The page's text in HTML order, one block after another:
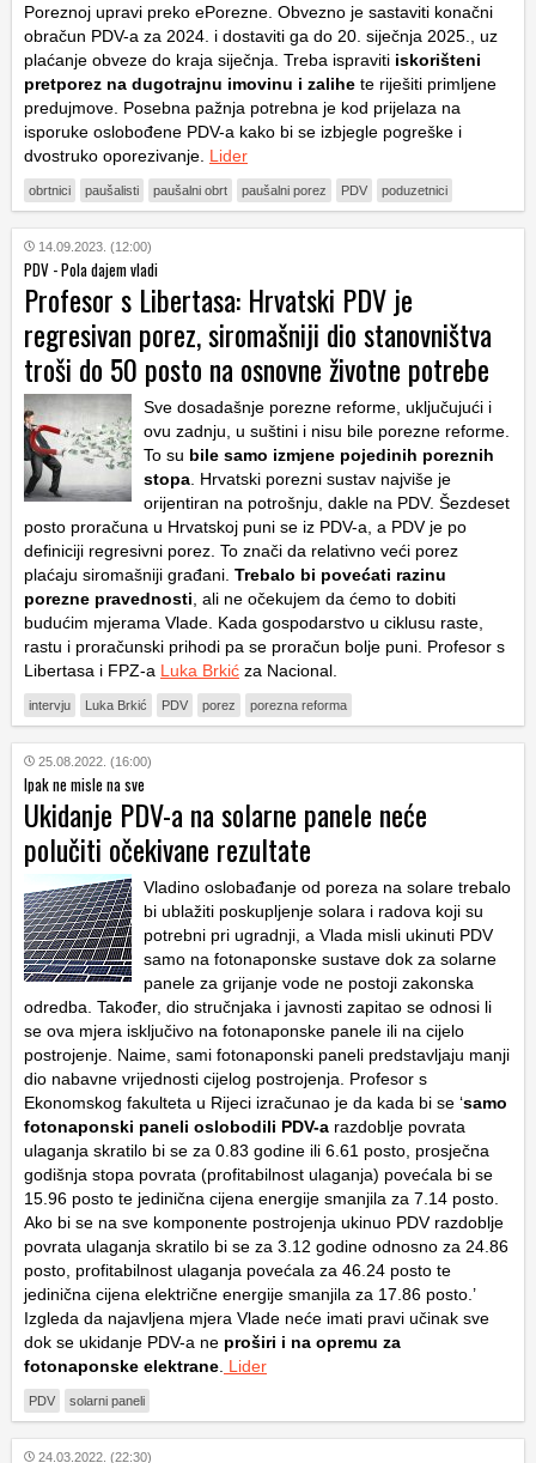
Poreznoj upravi preko ePorezne. Obvezno je sastaviti konačni
obračun PDV-a za 2024. i dostaviti ga do 20. siječnja 2025., uz
plaćanje obveze do kraja siječnja. Treba ispraviti iskorišteni
pretporez na dugotrajnu imovinu i zalihe te riješiti primljene
predujmove. Posebna pažnja potrebna je kod prijelaza na
isporuke oslobođene PDV-a kako bi se izbjegle pogreške i
dvostruko oporezivanje. Lider
obrtnici paušalisti paušalni obrt paušalni porez PDV poduzetnici
14.09.2023. (12:00)
PDV - Pola dajem vladi
Profesor s Libertasa: Hrvatski PDV je
regresivan porez, siromašniji dio stanovništva
troši do 50 posto na osnovne životne potrebe
Sve dosadašnje porezne reforme, uključujući i
ovu zadnju, u suštini i nisu bile porezne reforme.
To su bile samo izmjene pojedinih poreznih
stopa . Hrvatski porezni sustav najviše je
orijentiran na potrošnju, dakle na PDV. Šezdeset
posto proračuna u Hrvatskoj puni se iz PDV-a, a PDV je po
definiciji regresivni porez. To znači da relativno veći porez
plaćaju siromašniji građani. Trebalo bi povećati razinu
porezne pravednosti , ali ne očekujem da ćemo to dobiti
budućim mjerama Vlade. Kada gospodarstvo u ciklusu raste,
rastu i proračunski prihodi pa se proračun bolje puni. Profesor s
Libertasa i FPZ-a Luka Brkić za Nacional.
intervju Luka Brkić PDV porez porezna reforma
25.08.2022. (16:00)
Ipak ne misle na sve
Ukidanje PDV-a na solarne panele neće
polučiti očekivane rezultate
Vladino oslobađanje od poreza na solare trebalo
bi ublažiti poskupljenje solara i radova koji su
potrebni pri ugradnji, a Vlada misli ukinuti PDV
samo na fotonaponske sustave dok za solarne
panele za grijanje vode ne postoji zakonska
odredba. Također, dio stručnjaka i javnosti zapitao se odnosi li
se ova mjera isključivo na fotonaponske panele ili na cijelo
postrojenje. Naime, sami fotonaponski paneli predstavljaju manji
dio nabavne vrijednosti cijelog postrojenja. Profesor s
Ekonomskog fakulteta u Rijeci izračunao je da kada bi se ‘samo
fotonaponski paneli oslobodili PDV-a razdoblje povrata
ulaganja skratilo bi se za 0.83 godine ili 6.61 posto, prosječna
godišnja stopa povrata (profitabilnost ulaganja) povećala bi se
15.96 posto te jedinična cijena energije smanjila za 7.14 posto.
Ako bi se na sve komponente postrojenja ukinuo PDV razdoblje
povrata ulaganja skratilo bi se za 3.12 godine odnosno za 24.86
posto, profitabilnost ulaganja povećala za 46.24 posto te
jedinična cijena električne energije smanjila za 17.86 posto.’
Izgleda da najavljena mjera Vlade neće imati pravi učinak sve
dok se ukidanje PDV-a ne proširi i na opremu za
fotonaponske elektrane Lider
PDV solarni paneli
24.03.2022. (22:30)